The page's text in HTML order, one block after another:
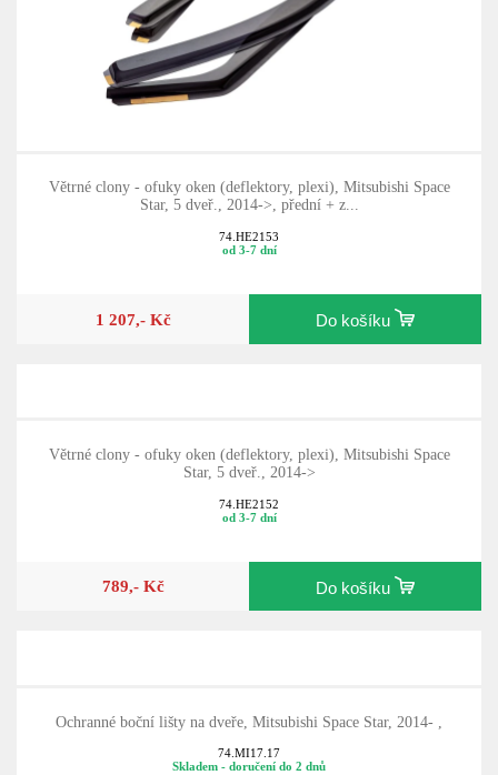
Větrné clony - ofuky oken (deflektory, plexi), Mitsubishi Space
Star, 5 dveř., 2014->, přední + z...
74.HE2153
od 3-7 dní
1 207,- Kč Do košíku
Větrné clony - ofuky oken (deflektory, plexi), Mitsubishi Space
Star, 5 dveř., 2014->
74.HE2152
od 3-7 dní
789,- Kč Do košíku
Ochranné boční lišty na dveře, Mitsubishi Space Star, 2014- ,
74.MI17.17
Skladem - doručení do 2 dnů